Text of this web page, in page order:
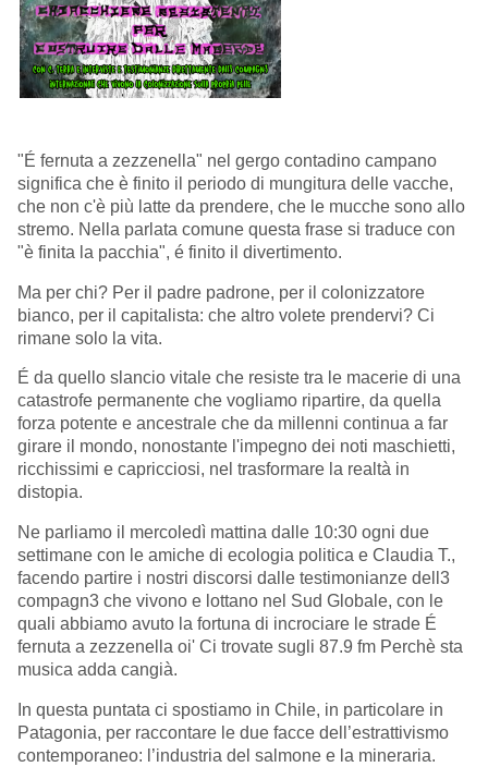
"É fernuta a zezzenella" nel gergo contadino campano
significa che è finito il periodo di mungitura delle vacche,
che non c'è più latte da prendere, che le mucche sono allo
stremo. Nella parlata comune questa frase si traduce con
"è finita la pacchia", é finito il divertimento.
Ma per chi? Per il padre padrone, per il colonizzatore
bianco, per il capitalista: che altro volete prendervi? Ci
rimane solo la vita.
É da quello slancio vitale che resiste tra le macerie di una
catastrofe permanente che vogliamo ripartire, da quella
forza potente e ancestrale che da millenni continua a far
girare il mondo, nonostante l'impegno dei noti maschietti,
ricchissimi e capricciosi, nel trasformare la realtà in
distopia.
Ne parliamo il mercoledì mattina dalle 10:30 ogni due
settimane con le amiche di ecologia politica e Claudia T.,
facendo partire i nostri discorsi dalle testimonianze dell3
compagn3 che vivono e lottano nel Sud Globale, con le
quali abbiamo avuto la fortuna di incrociare le strade É
fernuta a zezzenella oi' Ci trovate sugli 87.9 fm Perchè sta
musica adda cangià.
In questa puntata ci spostiamo in Chile, in particolare in
Patagonia, per raccontare le due facce dell’estrattivismo
contemporaneo: l’industria del salmone e la mineraria.